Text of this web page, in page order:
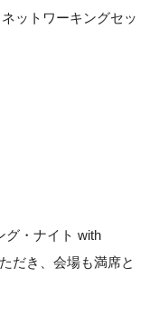
ットワーキングセッ
グ・ナイト with
だき、会場も満席と